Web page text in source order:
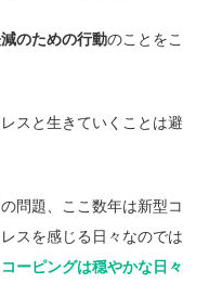
のための行動のことをこ
スと生きていくことは避
問題、ここ数年は新型コ
スを感じる日々なのでは
コーピングは穏やかな日々